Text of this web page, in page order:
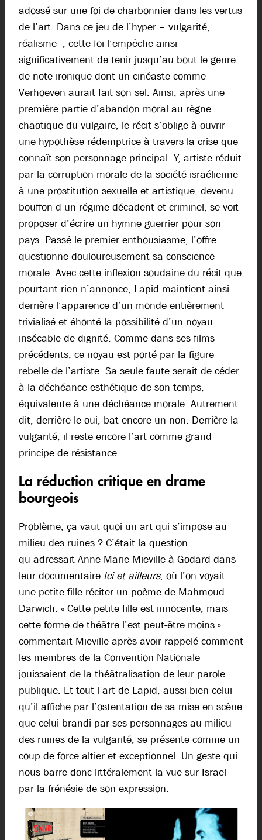
adossé sur une foi de charbonnier dans les vertus
de l’art. Dans ce jeu de l’hyper – vulgarité,
réalisme -, cette foi l’empêche ainsi
significativement de tenir jusqu’au bout le genre
de note ironique dont un cinéaste comme
Verhoeven aurait fait son sel. Ainsi, après une
première partie d’abandon moral au règne
chaotique du vulgaire, le récit s’oblige à ouvrir
une hypothèse rédemptrice à travers la crise que
connaît son personnage principal. Y, artiste réduit
par la corruption morale de la société israélienne
à une prostitution sexuelle et artistique, devenu
bouffon d’un régime décadent et criminel, se voit
proposer d’écrire un hymne guerrier pour son
pays. Passé le premier enthousiasme, l’offre
questionne douloureusement sa conscience
morale. Avec cette inflexion soudaine du récit que
pourtant rien n’annonce, Lapid maintient ainsi
derrière l’apparence d’un monde entièrement
trivialisé et éhonté la possibilité d’un noyau
insécable de dignité. Comme dans ses films
précédents, ce noyau est porté par la figure
rebelle de l’artiste. Sa seule faute serait de céder
à la déchéance esthétique de son temps,
équivalente à une déchéance morale. Autrement
dit, derrière le oui, bat encore un non. Derrière la
vulgarité, il reste encore l’art comme grand
principe de résistance.
La réduction critique en drame
bourgeois
Problème, ça vaut quoi un art qui s’impose au
milieu des ruines ? C’était la question
qu’adressait Anne-Marie Mieville à Godard dans
leur documentaire Ici et ailleurs, où l’on voyait
une petite fille réciter un poème de Mahmoud
Darwich. « Cette petite fille est innocente, mais
cette forme de théâtre l’est peut-être moins »
commentait Mieville après avoir rappelé comment
les membres de la Convention Nationale
jouissaient de la théâtralisation de leur parole
publique. Et tout l’art de Lapid, aussi bien celui
qu’il affiche par l’ostentation de sa mise en scène
que celui brandi par ses personnages au milieu
des ruines de la vulgarité, se présente comme un
coup de force altier et exceptionnel. Un geste qui
nous barre donc littéralement la vue sur Israël
par la frénésie de son expression.